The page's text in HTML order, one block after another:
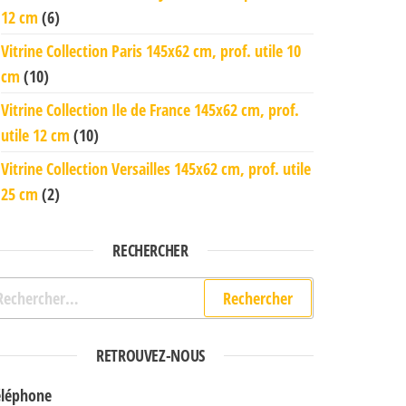
12 cm (6)
Vitrine Collection Paris 145x62 cm, prof. utile 10
cm (10)
Vitrine Collection Ile de France 145x62 cm, prof.
utile 12 cm (10)
Vitrine Collection Versailles 145x62 cm, prof. utile
25 cm (2)
RECHERCHER
:
RETROUVEZ-NOUS